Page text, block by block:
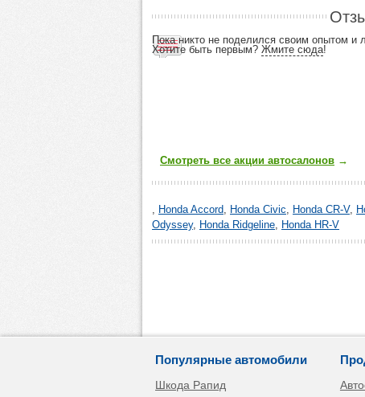
Пока никто не поделился своим опытом и
Хотите быть первым? Жмите сюда!
Смотреть все акции автосалонов →
Honda Accord Honda Civic Honda CR-V,
Odyssey, Honda Ridgeline Honda HR-V
Популярные автомобили
Шкода Рапид